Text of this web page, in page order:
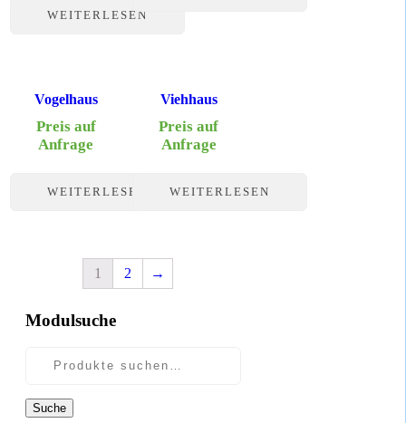
WEITERLESEN
Vogelhaus
Preis auf
Anfrage
WEITERLESEN
Viehhaus
Preis auf
Anfrage
WEITERLESEN
1 2 →
Modulsuche
Suche